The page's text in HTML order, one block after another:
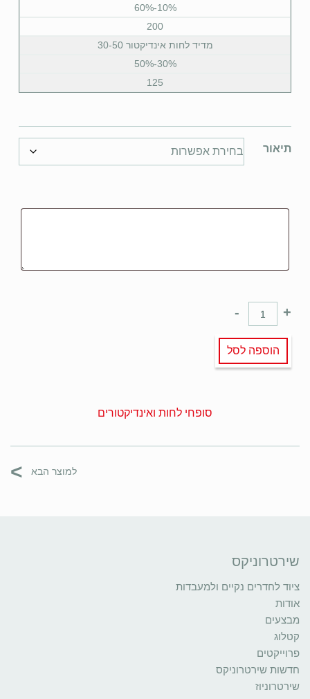
10%-60%
200
מדיד לחות אינדיקטור 30-50
30%-50%
125
תיאור
+
-
הוספה לסל
סופחי לחות ואינדיקטורים
למוצר הבא >
שירטרוניקס
ציוד לחדרים נקיים ולמעבדות
אודות
מבצעים
קטלוג
פרוייקטים
חדשות שירטרוניקס
שירטרוניוז